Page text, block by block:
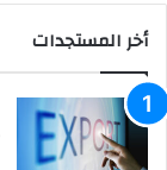
أخر المستجدات